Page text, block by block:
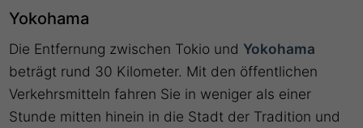
Yokohama
Die Entfernung zwischen Tokio und Yokohama
beträgt rund 30 Kilometer. Mit den öffentlichen
Verkehrsmitteln fahren Sie in weniger als einer
Stunde mitten hinein in die Stadt der Tradition und